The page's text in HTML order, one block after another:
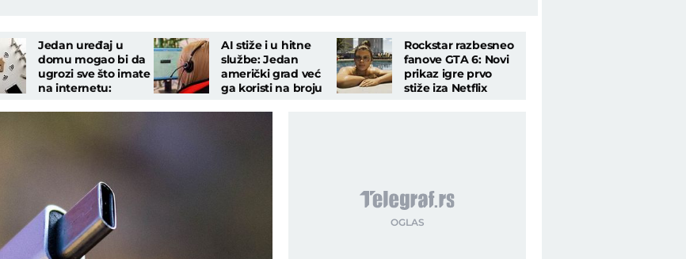
Jedan uređaj u
domu mogao bi da
ugrozi sve što imate
na internetu:
bezbednosni
AI stiže i u hitne
službe: Jedan
američki grad već
ga koristi na broju
Rockstar razbesneo
fanove GTA 6: Novi
prikaz igre prvo
stiže iza Netflix